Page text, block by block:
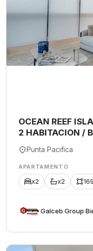
OCEAN REEF
2 HABITACION /
Punta Pacifica
APARTAMENTO
x2 x2